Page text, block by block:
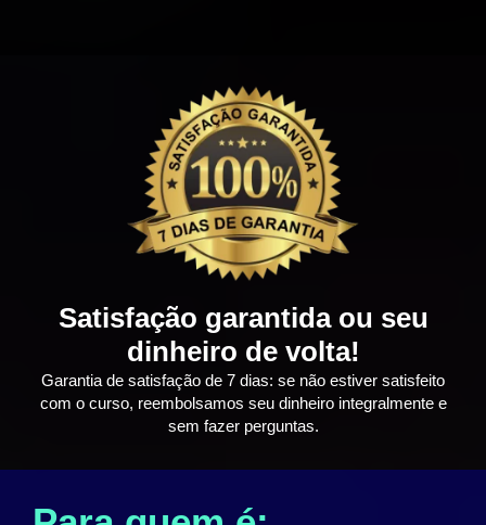
Satisfação garantida ou seu
dinheiro de volta!
Garantia de satisfação de 7 dias: se não estiver satisfeito
com o curso, reembolsamos seu dinheiro integralmente e
sem fazer perguntas.